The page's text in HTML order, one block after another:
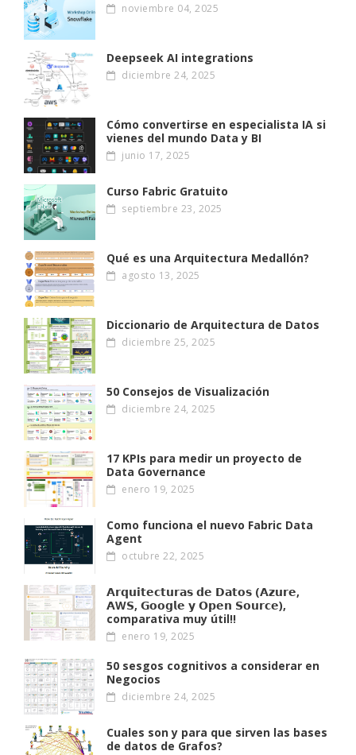
noviembre 04, 2025
Deepseek AI integrations
diciembre 24, 2025
Cómo convertirse en especialista IA si
vienes del mundo Data y BI
junio 17, 2025
Curso Fabric Gratuito
septiembre 23, 2025
Qué es una Arquitectura Medallón?
agosto 13, 2025
Diccionario de Arquitectura de Datos
diciembre 25, 2025
50 Consejos de Visualización
diciembre 24, 2025
17 KPIs para medir un proyecto de
Data Governance
enero 19, 2025
Como funciona el nuevo Fabric Data
Agent
octubre 22, 2025
𝗔𝗿𝗾𝘂𝗶𝘁𝗲𝗰𝘁𝘂𝗿𝗮𝘀 𝗱𝗲 𝗗𝗮𝘁𝗼𝘀 (𝗔𝘇𝘂𝗿𝗲,
𝗔W𝗦, 𝗚𝗼𝗼𝗴𝗹𝗲 𝘆 𝗢𝗽𝗲𝗻 𝗦𝗼𝘂𝗿𝗰𝗲),
comparativa muy útil!!
enero 19, 2025
50 sesgos cognitivos a considerar en
Negocios
diciembre 24, 2025
Cuales son y para que sirven las bases
de datos de Grafos?